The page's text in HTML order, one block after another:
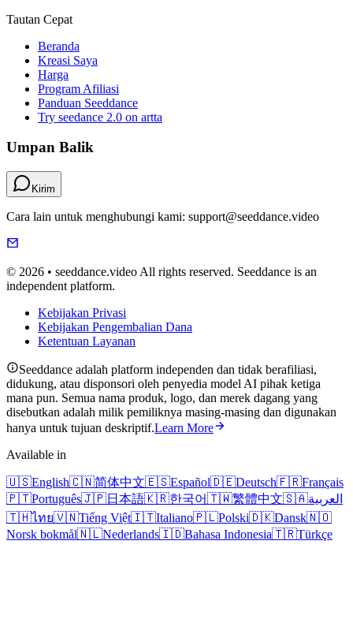
Tautan Cepat
Beranda
Kreasi Saya
Harga
Program Afiliasi
Panduan Seeddance
Try seedance 2.0 on artta
Umpan Balik
Kirim
Cara lain untuk menghubungi kami: support@seeddance.video
© 2026 • seeddance.video All rights reserved. Seeddance is an
independent platform.
Kebijakan Privasi
Kebijakan Pengembalian Dana
Ketentuan Layanan
Seeddance adalah platform independen dan tidak berafiliasi,
didukung, atau disponsori oleh penyedia model AI pihak ketiga
mana pun. Semua nama produk, logo, dan merek dagang yang
disebutkan adalah milik pemiliknya masing-masing dan digunakan
hanya untuk tujuan deskriptif.Learn More
Available in
🇺🇸English🇨🇳简体中文🇪🇸Español🇩🇪Deutsch🇫🇷Français
🇵🇹Português🇯🇵日本語🇰🇷한국어🇹🇼繁體中文🇸🇦العربية
🇹🇭ไทย🇻🇳Tiếng Việt🇮🇹Italiano🇵🇱Polski🇩🇰Dansk🇳🇴
Norsk bokmål🇳🇱Nederlands🇮🇩Bahasa Indonesia🇹🇷Türkçe